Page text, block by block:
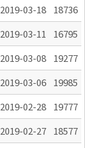
2019-03-18
18736
2019-03-11
16795
2019-03-08
19277
2019-03-06
19985
2019-02-28
19777
2019-02-27
18577